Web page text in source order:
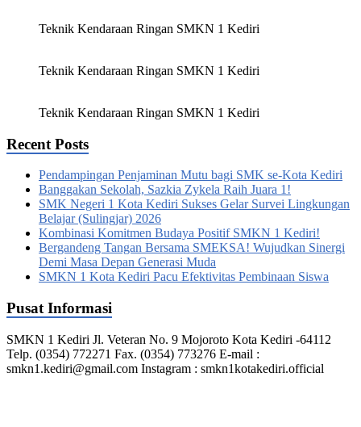
Teknik Kendaraan Ringan SMKN 1 Kediri
Teknik Kendaraan Ringan SMKN 1 Kediri
Teknik Kendaraan Ringan SMKN 1 Kediri
Recent Posts
Pendampingan Penjaminan Mutu bagi SMK se-Kota Kediri
Banggakan Sekolah, Sazkia Zykela Raih Juara 1!
SMK Negeri 1 Kota Kediri Sukses Gelar Survei Lingkungan
Belajar (Sulingjar) 2026
Kombinasi Komitmen Budaya Positif SMKN 1 Kediri!
Bergandeng Tangan Bersama SMEKSA! Wujudkan Sinergi
Demi Masa Depan Generasi Muda
SMKN 1 Kota Kediri Pacu Efektivitas Pembinaan Siswa
Pusat Informasi
SMKN 1 Kediri Jl. Veteran No. 9 Mojoroto Kota Kediri -64112
Telp. (0354) 772271 Fax. (0354) 773276 E-mail :
smkn1.kediri@gmail.com Instagram : smkn1kotakediri.official